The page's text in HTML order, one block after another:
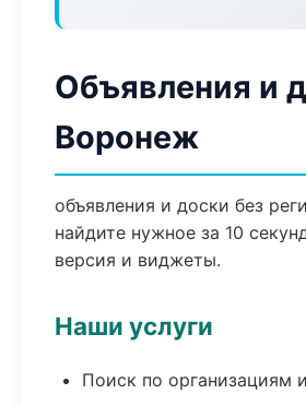
Объявления и
Воронеж
объявления и доски без
найдите нужное за 10
версия и виджеты.
Наши услуги
Поиск по организациям